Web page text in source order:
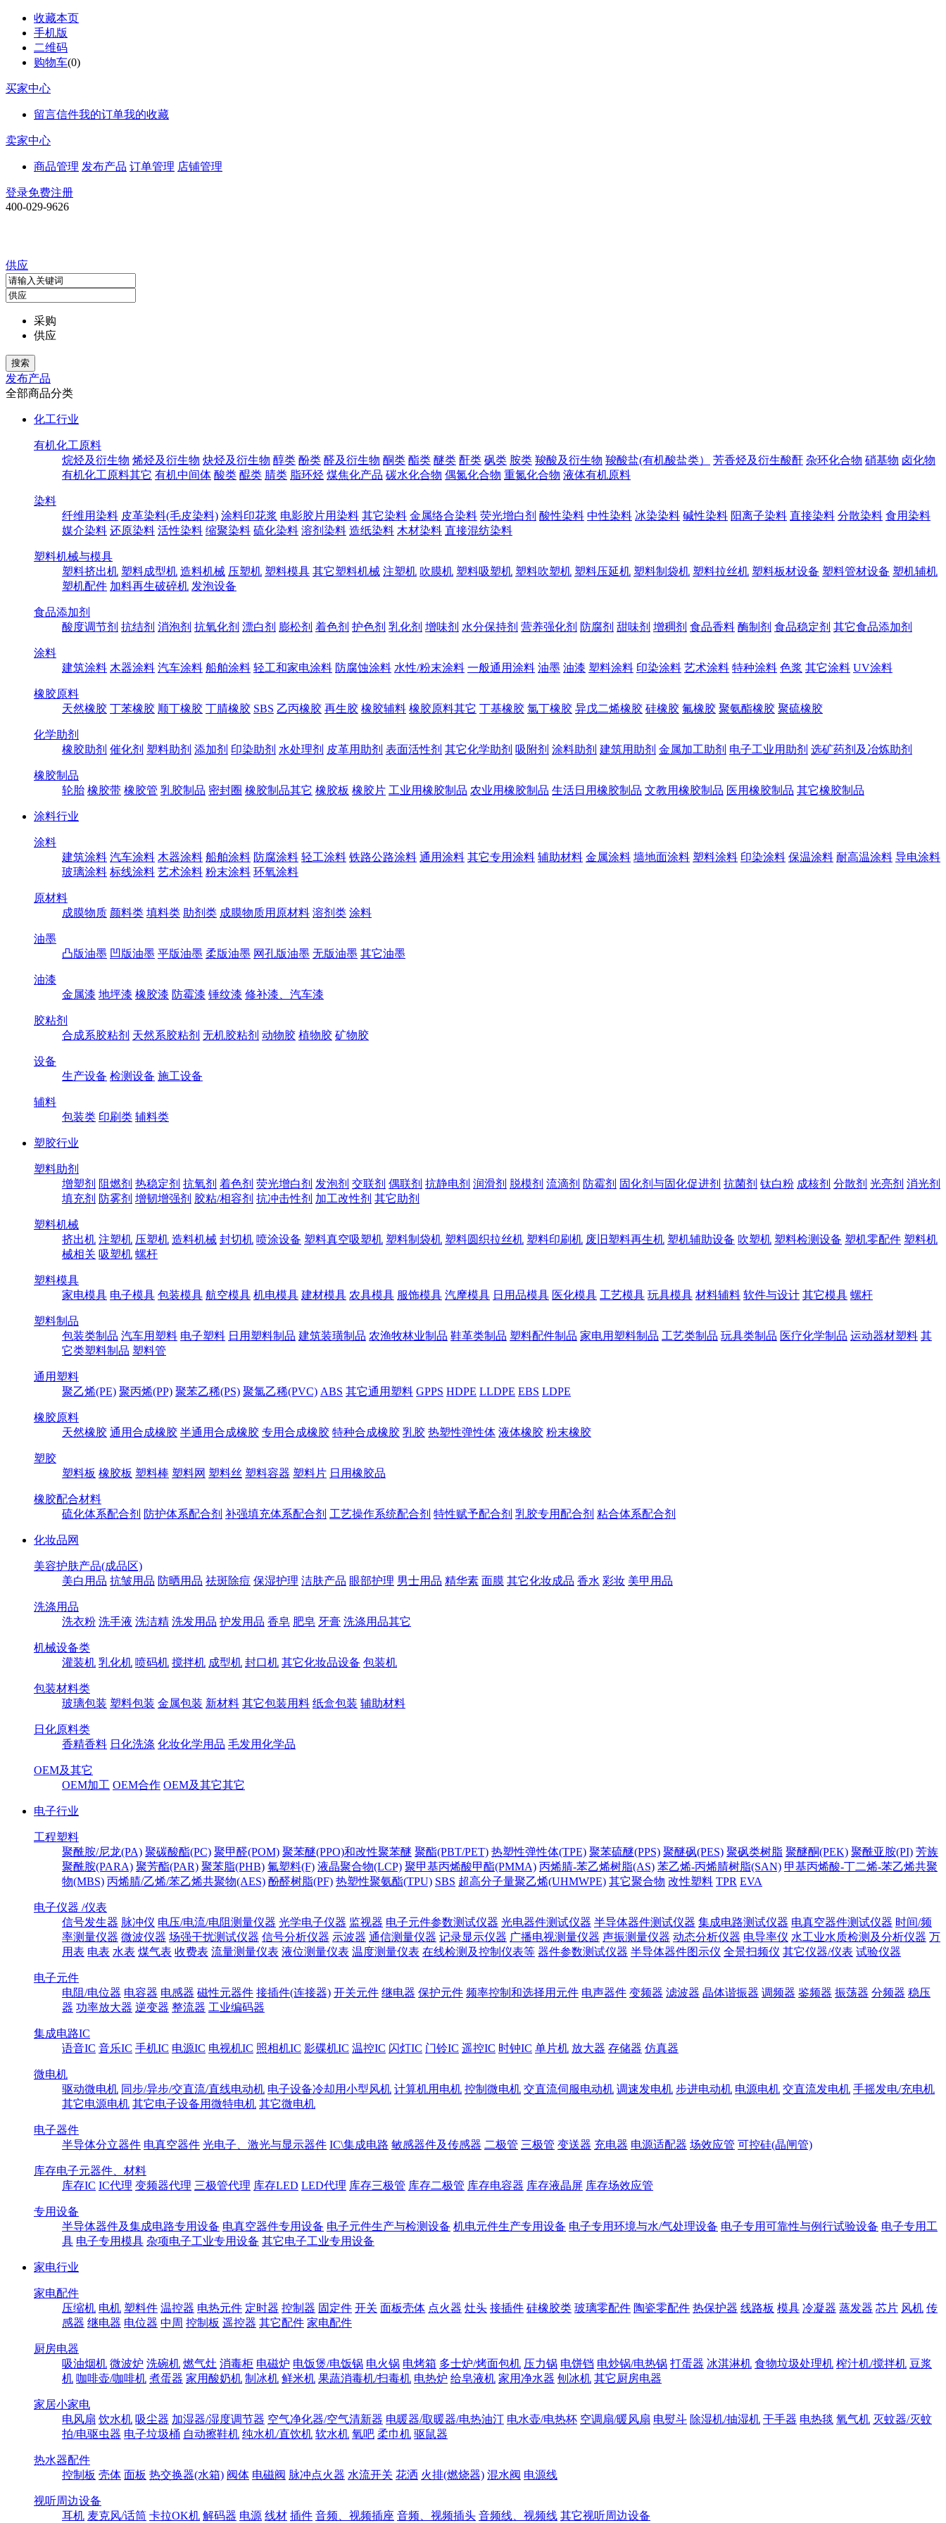
收藏本页
手机版
二维码
购物车(0)
买家中心
留言信件我的订单我的收藏
卖家中心
商品管理 发布产品 订单管理 店铺管理
登录免费注册
400-029-9626
供应
采购
供应
发布产品
全部商品分类
化工行业
有机化工原料
烷烃及衍生物 烯烃及衍生物 炔烃及衍生物 醇类 酚类 醛及衍生物 酮类 酯类 醚类 酐类 砜类 胺类 羧酸及衍生物 羧酸盐(有机酸盐类） 芳香烃及衍生酸酐 杂环化合物 硝基物 卤化物
有机化工原料其它 有机中间体 酸类 醌类 腈类 脂环烃 煤焦化产品 碳水化合物 偶氮化合物 重氮化合物 液体有机原料
染料
纤维用染料 皮革染料(毛皮染料) 涂料印花浆 电影胶片用染料 其它染料 金属络合染料 荧光增白剂 酸性染料 中性染料 冰染染料 碱性染料 阳离子染料 直接染料 分散染料 食用染料
媒介染料 还原染料 活性染料 缩聚染料 硫化染料 溶剂染料 造纸染料 木材染料 直接混纺染料
塑料机械与模具
塑料挤出机 塑料成型机 造料机械 压塑机 塑料模具 其它塑料机械 注塑机 吹膜机 塑料吸塑机 塑料吹塑机 塑料压延机 塑料制袋机 塑料拉丝机 塑料板材设备 塑料管材设备 塑机辅机
塑机配件 加料再生破碎机 发泡设备
食品添加剂
酸度调节剂 抗结剂 消泡剂 抗氧化剂 漂白剂 膨松剂 着色剂 护色剂 乳化剂 增味剂 水分保持剂 营养强化剂 防腐剂 甜味剂 增稠剂 食品香料 酶制剂 食品稳定剂 其它食品添加剂
涂料
建筑涂料 木器涂料 汽车涂料 船舶涂料 轻工和家电涂料 防腐蚀涂料 水性/粉末涂料 一般通用涂料 油墨 油漆 塑料涂料 印染涂料 艺术涂料 特种涂料 色浆 其它涂料 UV涂料
橡胶原料
天然橡胶 丁苯橡胶 顺丁橡胶 丁腈橡胶 SBS 乙丙橡胶 再生胶 橡胶辅料 橡胶原料其它 丁基橡胶 氯丁橡胶 异戊二烯橡胶 硅橡胶 氟橡胶 聚氨酯橡胶 聚硫橡胶
化学助剂
橡胶助剂 催化剂 塑料助剂 添加剂 印染助剂 水处理剂 皮革用助剂 表面活性剂 其它化学助剂 吸附剂 涂料助剂 建筑用助剂 金属加工助剂 电子工业用助剂 选矿药剂及冶炼助剂
橡胶制品
轮胎 橡胶带 橡胶管 乳胶制品 密封圈 橡胶制品其它 橡胶板 橡胶片 工业用橡胶制品 农业用橡胶制品 生活日用橡胶制品 文教用橡胶制品 医用橡胶制品 其它橡胶制品
涂料行业
涂料
建筑涂料 汽车涂料 木器涂料 船舶涂料 防腐涂料 轻工涂料 铁路公路涂料 通用涂料 其它专用涂料 辅助材料 金属涂料 墙地面涂料 塑料涂料 印染涂料 保温涂料 耐高温涂料 导电涂料
玻璃涂料 标线涂料 艺术涂料 粉末涂料 环氧涂料
原材料
成膜物质 颜料类 填料类 助剂类 成膜物质用原材料 溶剂类 涂料
油墨
凸版油墨 凹版油墨 平版油墨 柔版油墨 网孔版油墨 无版油墨 其它油墨
油漆
金属漆 地坪漆 橡胶漆 防霉漆 锤纹漆 修补漆、汽车漆
胶粘剂
合成系胶粘剂 天然系胶粘剂 无机胶粘剂 动物胶 植物胶 矿物胶
设备
生产设备 检测设备 施工设备
辅料
包装类 印刷类 辅料类
塑胶行业
塑料助剂
增塑剂 阻燃剂 热稳定剂 抗氧剂 着色剂 荧光增白剂 发泡剂 交联剂 偶联剂 抗静电剂 润滑剂 脱模剂 流滴剂 防霉剂 固化剂与固化促进剂 抗菌剂 钛白粉 成核剂 分散剂 光亮剂 消光剂
填充剂 防雾剂 增韧增强剂 胶粘/相容剂 抗冲击性剂 加工改性剂 其它助剂
塑料机械
挤出机 注塑机 压塑机 造料机械 封切机 喷涂设备 塑料真空吸塑机 塑料制袋机 塑料圆织拉丝机 塑料印刷机 废旧塑料再生机 塑机辅助设备 吹塑机 塑料检测设备 塑机零配件 塑料机
械相关 吸塑机 螺杆
塑料模具
家电模具 电子模具 包装模具 航空模具 机电模具 建材模具 农具模具 服饰模具 汽摩模具 日用品模具 医化模具 工艺模具 玩具模具 材料辅料 软件与设计 其它模具 螺杆
塑料制品
包装类制品 汽车用塑料 电子塑料 日用塑料制品 建筑装璜制品 农渔牧林业制品 鞋革类制品 塑料配件制品 家电用塑料制品 工艺类制品 玩具类制品 医疗化学制品 运动器材塑料 其
它类塑料制品 塑料管
通用塑料
聚乙烯(PE) 聚丙烯(PP) 聚苯乙稀(PS) 聚氯乙稀(PVC) ABS 其它通用塑料 GPPS HDPE LLDPE EBS LDPE
橡胶原料
天然橡胶 通用合成橡胶 半通用合成橡胶 专用合成橡胶 特种合成橡胶 乳胶 热塑性弹性体 液体橡胶 粉末橡胶
塑胶
塑料板 橡胶板 塑料棒 塑料网 塑料丝 塑料容器 塑料片 日用橡胶品
橡胶配合材料
硫化体系配合剂 防护体系配合剂 补强填充体系配合剂 工艺操作系统配合剂 特性赋予配合剂 乳胶专用配合剂 粘合体系配合剂
化妆品网
美容护肤产品(成品区)
美白用品 抗皱用品 防晒用品 祛斑除痘 保湿护理 洁肤产品 眼部护理 男士用品 精华素 面膜 其它化妆成品 香水 彩妆 美甲用品
洗涤用品
洗衣粉 洗手液 洗洁精 洗发用品 护发用品 香皂 肥皂 牙膏 洗涤用品其它
机械设备类
灌装机 乳化机 喷码机 搅拌机 成型机 封口机 其它化妆品设备 包装机
包装材料类
玻璃包装 塑料包装 金属包装 新材料 其它包装用料 纸盒包装 辅助材料
日化原料类
香精香料 日化洗涤 化妆化学用品 毛发用化学品
OEM及其它
OEM加工 OEM合作 OEM及其它其它
电子行业
工程塑料
聚酰胺/尼龙(PA) 聚碳酸酯(PC) 聚甲醛(POM) 聚苯醚(PPO)和改性聚苯醚 聚酯(PBT/PET) 热塑性弹性体(TPE) 聚苯硫醚(PPS) 聚醚砜(PES) 聚砜类树脂 聚醚酮(PEK) 聚酰亚胺(PI) 芳族
聚酰胺(PARA) 聚芳酯(PAR) 聚苯脂(PHB) 氟塑料(F) 液晶聚合物(LCP) 聚甲基丙烯酸甲酯(PMMA) 丙烯腈-苯乙烯树脂(AS) 苯乙烯-丙烯腈树脂(SAN) 甲基丙烯酸-丁二烯-苯乙烯共聚
物(MBS) 丙烯腈/乙烯/苯乙烯共聚物(AES) 酚醛树脂(PF) 热塑性聚氨酯(TPU) SBS 超高分子量聚乙烯(UHMWPE) 其它聚合物 改性塑料 TPR EVA
电子仪器 /仪表
信号发生器 脉冲仪 电压/电流/电阻测量仪器 光学电子仪器 监视器 电子元件参数测试仪器 光电器件测试仪器 半导体器件测试仪器 集成电路测试仪器 电真空器件测试仪器 时间/频
率测量仪器 微波仪器 场强干扰测试仪器 信号分析仪器 示波器 通信测量仪器 记录显示仪器 广播电视测量仪器 声振测量仪器 动态分析仪器 电导率仪 水工业水质检测及分析仪器 万
用表 电表 水表 煤气表 收费表 流量测量仪表 液位测量仪表 温度测量仪表 在线检测及控制仪表等 器件参数测试仪器 半导体器件图示仪 全景扫频仪 其它仪器/仪表 试验仪器
电子元件
电阻/电位器 电容器 电感器 磁性元器件 接插件(连接器) 开关元件 继电器 保护元件 频率控制和选择用元件 电声器件 变频器 滤波器 晶体谐振器 调频器 鉴频器 振荡器 分频器 稳压
器 功率放大器 逆变器 整流器 工业编码器
集成电路IC
语音IC 音乐IC 手机IC 电源IC 电视机IC 照相机IC 影碟机IC 温控IC 闪灯IC 门铃IC 遥控IC 时钟IC 单片机 放大器 存储器 仿真器
微电机
驱动微电机 同步/异步/交直流/直线电动机 电子设备冷却用小型风机 计算机用电机 控制微电机 交直流伺服电动机 调速发电机 步进电动机 电源电机 交直流发电机 手摇发电/充电机
其它电源电机 其它电子设备用微特电机 其它微电机
电子器件
半导体分立器件 电真空器件 光电子、激光与显示器件 IC\集成电路 敏感器件及传感器 二极管 三极管 变送器 充电器 电源适配器 场效应管 可控硅(晶闸管)
库存电子元器件、材料
库存IC IC代理 变频器代理 三极管代理 库存LED LED代理 库存三极管 库存二极管 库存电容器 库存液晶屏 库存场效应管
专用设备
半导体器件及集成电路专用设备 电真空器件专用设备 电子元件生产与检测设备 机电元件生产专用设备 电子专用环境与水/气处理设备 电子专用可靠性与例行试验设备 电子专用工
具 电子专用模具 杂项电子工业专用设备 其它电子工业专用设备
家电行业
家电配件
压缩机 电机 塑料件 温控器 电热元件 定时器 控制器 固定件 开关 面板壳体 点火器 灶头 接插件 硅橡胶类 玻璃零配件 陶瓷零配件 热保护器 线路板 模具 冷凝器 蒸发器 芯片 风机 传
感器 继电器 电位器 中周 控制板 遥控器 其它配件 家电配件
厨房电器
吸油烟机 微波炉 洗碗机 燃气灶 消毒柜 电磁炉 电饭煲/电饭锅 电火锅 电烤箱 多士炉/烤面包机 压力锅 电饼铛 电炒锅/电热锅 打蛋器 冰淇淋机 食物垃圾处理机 榨汁机/搅拌机 豆浆
机 咖啡壶/咖啡机 煮蛋器 家用酸奶机 制冰机 鲜米机 果蔬消毒机/扫毒机 电热炉 给皂液机 家用净水器 刨冰机 其它厨房电器
家居小家电
电风扇 饮水机 吸尘器 加湿器/湿度调节器 空气净化器/空气清新器 电暖器/取暖器/电热油汀 电水壶/电热杯 空调扇/暖风扇 电熨斗 除湿机/抽湿机 干手器 电热毯 氧气机 灭蚊器/灭蚊
拍/电驱虫器 电子垃圾桶 自动擦鞋机 纯水机/直饮机 软水机 氧吧 柔巾机 驱鼠器
热水器配件
控制板 壳体 面板 热交换器(水箱) 阀体 电磁阀 脉冲点火器 水流开关 花洒 火排(燃烧器) 混水阀 电源线
视听周边设备
耳机 麦克风/话筒 卡拉OK机 解码器 电源 线材 插件 音频、视频插座 音频、视频插头 音频线、视频线 其它视听周边设备